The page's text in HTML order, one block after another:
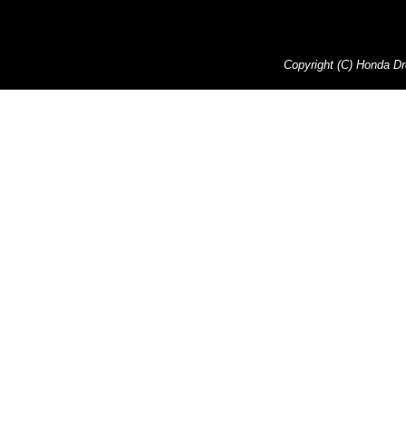
Copyright (C) Honda